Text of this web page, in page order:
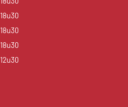
18u30
18u30
18u30
12u30